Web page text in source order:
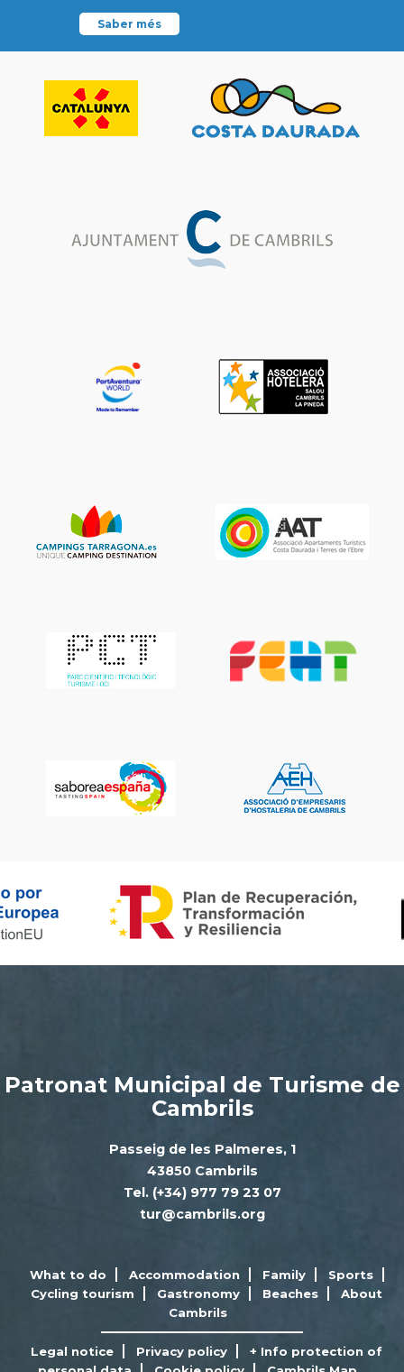
Saber més
Patronat Municipal de Turisme de
Cambrils
Passeig de les Palmeres, 1
43850 Cambrils
Tel. (+34) 977 79 23 07
tur@cambrils.org
What to do Accommodation Family
Sports
Cycling tourism
Gastronomy Beaches
About
Cambrils
Legal notice Privacy policy
+ Info protection of